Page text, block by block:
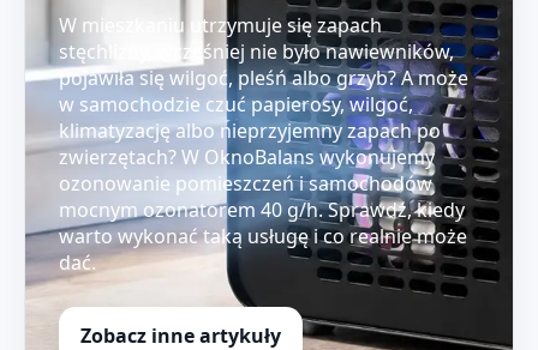
W mieszkaniu utrzymuje się zapach
stęchlizny, wcześniej nie było nawiewników,
pojawiła się wilgoć, pleśń albo grzyb? A może
w samochodzie czuć papierosy, wilgoć,
klimatyzację albo nieprzyjemny zapach po
zwierzętach? W OknoBalans wykonujemy
ozonowanie pomieszczeń i samochodów
mocnym ozonatorem 40 g/h. Sprawdź, kiedy
warto wykonać taką usługę i co realnie może
dać.
Zobacz inne artykuły